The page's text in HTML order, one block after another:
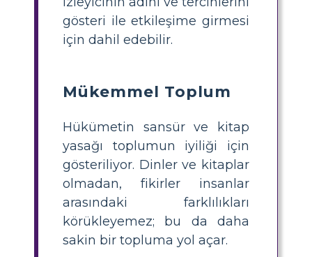
gösteri ile etkileşime girmesi
için dahil edebilir.
Mükemmel Toplum
Hükümetin sansür ve kitap
yasağı toplumun iyiliği için
gösteriliyor. Dinler ve kitaplar
olmadan, fikirler insanlar
arasındaki farklılıkları
körükleyemez; bu da daha
sakin bir topluma yol açar.